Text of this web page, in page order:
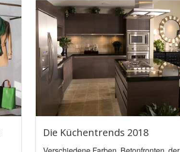
Die Küchentrends 2018